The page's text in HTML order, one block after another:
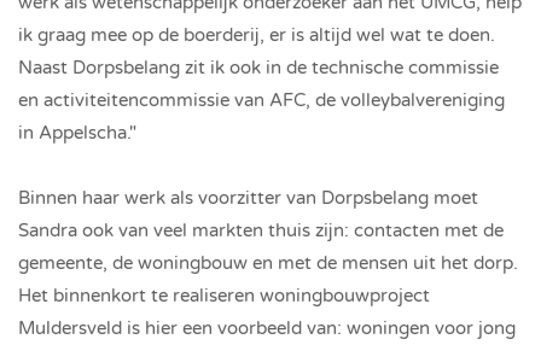
ik graag mee op de boerderij, er is altijd wel wat te doen.
Naast Dorpsbelang zit ik ook in de technische commissie
en activiteitencommissie van AFC, de volleybalvereniging
in Appelscha."
Binnen haar werk als voorzitter van Dorpsbelang moet
Sandra ook van veel markten thuis zijn: contacten met de
gemeente, de woningbouw en met de mensen uit het dorp.
Het binnenkort te realiseren woningbouwproject
Muldersveld is hier een voorbeeld van: woningen voor jong